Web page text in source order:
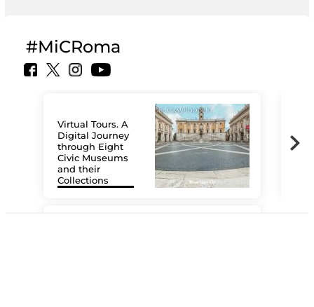
#MiCRoma
Virtual Tours. A
Digital Journey
through Eight
Civic Museums
and their
Collections